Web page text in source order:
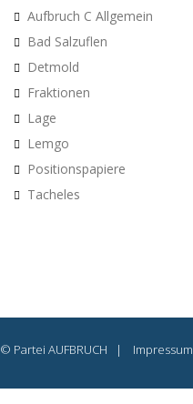
Aufbruch C Allgemein
Bad Salzuflen
Detmold
Fraktionen
Lage
Lemgo
Positionspapiere
Tacheles
© Partei AUFBRUCH | Impressum